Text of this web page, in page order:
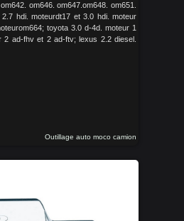
om646. om647.om648. om651.
hdi. moteurdt17 et 3.0 hdi. moteur
toyota 3.0 d-4d. moteur 1
2 ad-fhv et 2 ad-ftv; lexus 2.2 diesel.
Outillage auto moco camion